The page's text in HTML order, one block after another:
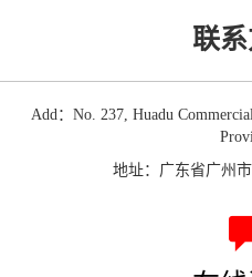
联
Add：No. 237, Huadu
地址：广东省广州